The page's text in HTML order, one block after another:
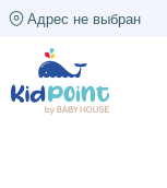
Адрес не выбран